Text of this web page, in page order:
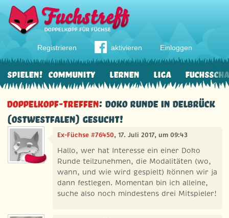
Registrieren aktivieren Einloggen
Community Lernen Liga
Spielen!
Doppelkopf-Treffen: Doko Runde in Delbrück
(Ostwestfalen) gesucht!
Ex-Füchse #76450, 17. Juli 2017, um 09:43
Hallo, wer hat Interesse ein einer Doko
Runde teilzunehmen, die Modalitäten (wo,
wann, und wie wird gespielt) können wir ja
dann festlegen. Momentan bin ich alleine,
suche also noch mindestens drei Mitspieler!